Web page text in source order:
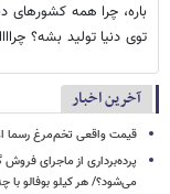
باره، چرا همه
توی دنیا تولید بشه؟
آخرین اخبار
قیمت واقعی تخم‌مرغ رسما
پرده‌برداری از ماجرای
می‌شود؟/ هر کیلو بوفالو